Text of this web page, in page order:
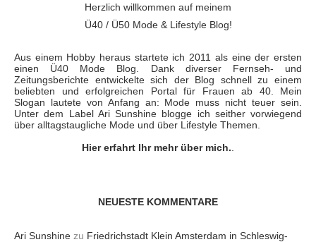
Herzlich willkommen auf meinem
Ü40 / Ü50 Mode & Lifestyle Blog!
Aus einem Hobby heraus startete ich 2011 als eine der ersten
einen Ü40 Mode Blog. Dank diverser Fernseh- und
Zeitungsberichte entwickelte sich der Blog schnell zu einem
beliebten und erfolgreichen Portal für Frauen ab 40. Mein
Slogan lautete von Anfang an: Mode muss nicht teuer sein.
Unter dem Label Ari Sunshine blogge ich seither vorwiegend
über alltagstaugliche Mode und über Lifestyle Themen.
Hier erfahrt Ihr mehr über mich.
NEUESTE KOMMENTARE
Ari Sunshine zu Friedrichstadt Klein Amsterdam in Schleswig-